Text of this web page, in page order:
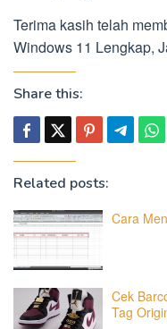
Terima kasih telah
Windows 11 Lengkap,
Share this:
Related posts:
Cara
Cek
Tag